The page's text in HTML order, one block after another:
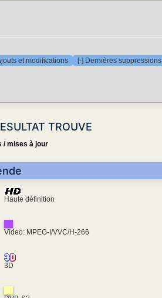
et modifications [-] Dernières suppressions
TROUVE
/ mises à jour
Haute définition
Video: MPEG-I/VVC/H-266
3D